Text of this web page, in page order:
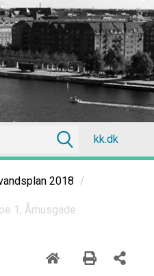
kk.dk
2018 /
1, Århusgade